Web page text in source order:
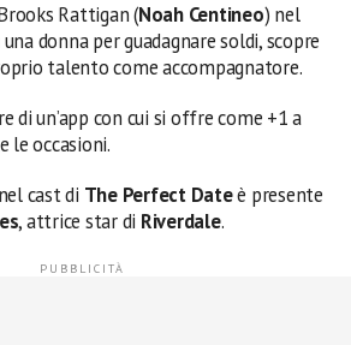
Rattigan (Noah Centineo) nel
donna per guadagnare soldi, scopre
talento come accompagnatore.
di un’app con cui si offre come +1 a
le occasioni.
cast di The Perfect Dateè presente
, attrice star di Riverdale.